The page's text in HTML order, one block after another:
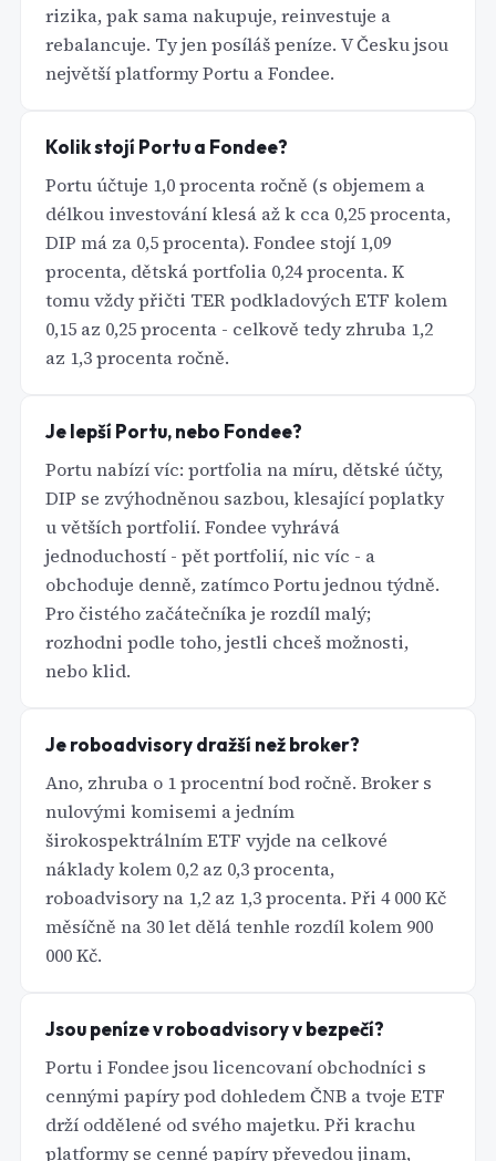
rizika, pak sama nakupuje, reinvestuje a
rebalancuje. Ty jen posíláš peníze. V Česku jsou
největší platformy Portu a Fondee.
Kolik stojí Portu a Fondee?
Portu účtuje 1,0 procenta ročně (s objemem a
délkou investování klesá až k cca 0,25 procenta,
DIP má za 0,5 procenta). Fondee stojí 1,09
procenta, dětská portfolia 0,24 procenta. K
tomu vždy přičti TER podkladových ETF kolem
0,15 az 0,25 procenta - celkově tedy zhruba 1,2
az 1,3 procenta ročně.
Je lepší Portu, nebo Fondee?
Portu nabízí víc: portfolia na míru, dětské účty,
DIP se zvýhodněnou sazbou, klesající poplatky
u větších portfolií. Fondee vyhrává
jednoduchostí - pět portfolií, nic víc - a
obchoduje denně, zatímco Portu jednou týdně.
Pro čistého začátečníka je rozdíl malý;
rozhodni podle toho, jestli chceš možnosti,
nebo klid.
Je roboadvisory dražší než broker?
Ano, zhruba o 1 procentní bod ročně. Broker s
nulovými komisemi a jedním
širokospektrálním ETF vyjde na celkové
náklady kolem 0,2 az 0,3 procenta,
roboadvisory na 1,2 az 1,3 procenta. Při 4 000 Kč
měsíčně na 30 let dělá tenhle rozdíl kolem 900
000 Kč.
Jsou peníze v roboadvisory v bezpečí?
Portu i Fondee jsou licencovaní obchodníci s
cennými papíry pod dohledem ČNB a tvoje ETF
drží oddělené od svého majetku. Při krachu
platformy se cenné papíry převedou jinam,